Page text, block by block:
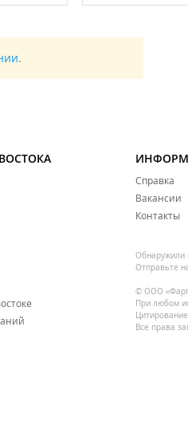
Справка
Вакансии
Контакты
Обнаружили
Отправьте
© ООО
При любом
Все права